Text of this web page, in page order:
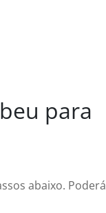
para
abaixo. Poderá